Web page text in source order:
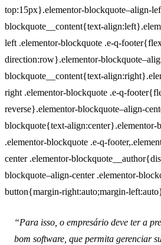
top:15px}.elementor-blockquote–align-
blockquote__content{text-
left .elementor-blockquote .e-q-
direction:row}.elementor-
blockquote__content{text-
right .elementor-blockquote .e-q-
reverse}.elementor-blockquote–align-
blockquote{text-align:center}.elementor-
.elementor-blockquote .e-q-
center .elementor-
blockquote–align-center .elementor-
button{margin-right:auto;margin-
“Para isso, o empresário deve ter a
bom software, que permita gerenciar